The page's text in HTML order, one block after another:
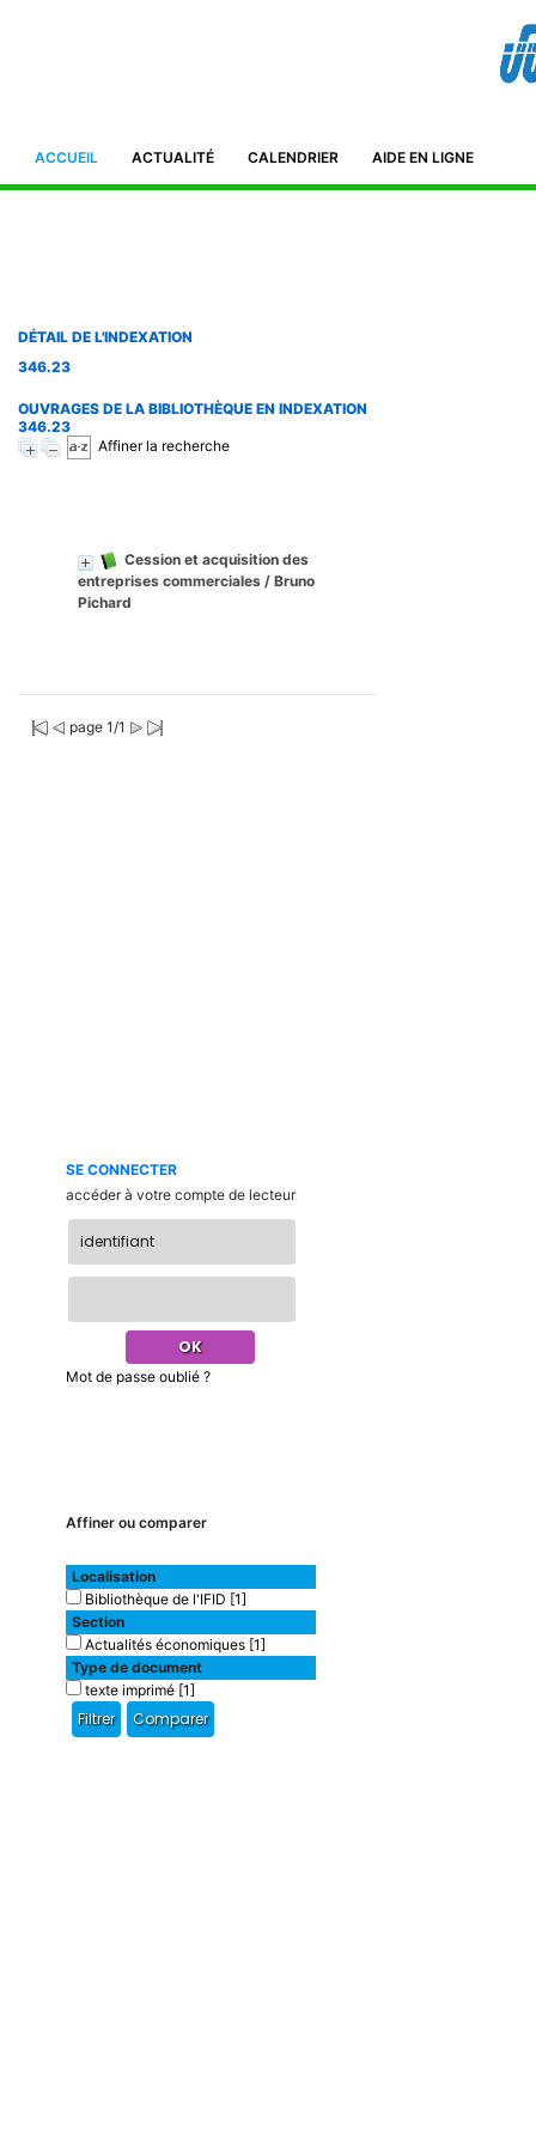
DÉTAIL DE L'INDEXATION
346.23
OUVRAGES DE LA BIBLIOTHÈQUE EN INDEXATION
346.23
Affiner la recherche
Cession et acquisition des
entreprises commerciales / Bruno
Pichard
page 1/1
ACCUEIL ACTUALITÉ CALENDRIER AIDE EN LIGNE
SE CONNECTER
accéder à votre compte de lecteur
Mot de passe oublié ?
Affiner ou comparer
Localisation
Bibliothèque de l'IFID [1]
Section
Actualités économiques [1]
Type de document
texte imprimé [1]